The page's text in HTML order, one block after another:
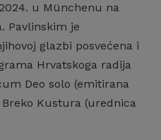
u Münchenu na
Pavlinskim je
glazbi posvećena i
Hrvatskoga radija
Deo solo (emitirana
Kustura (urednica